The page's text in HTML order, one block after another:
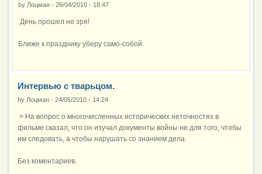
by Лоцман - 26/04/2010 - 18:47
День прошел не зря!
Ближе к празднику уберу само-собой.
Интервью с тварьцом.
by Лоцман - 24/05/2010 - 14:24
> На вопрос о многочисленных исторических неточностях в
фильме сказал, что он изучал документы войны не для того, чтобы
им следовать, а чтобы нарушать со знанием дела.
Без коментариев.